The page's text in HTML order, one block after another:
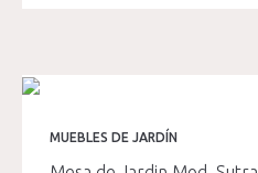
MUEBLES DE JARDÍN